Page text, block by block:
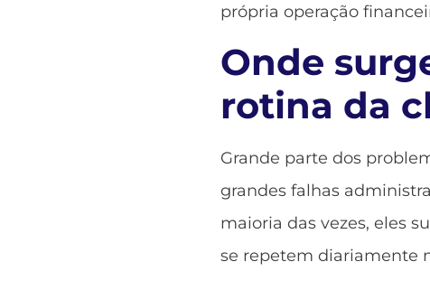
própria operação
Onde
rotina da
Grande parte dos
grandes falhas
maioria das vezes, eles
se repetem diariamente